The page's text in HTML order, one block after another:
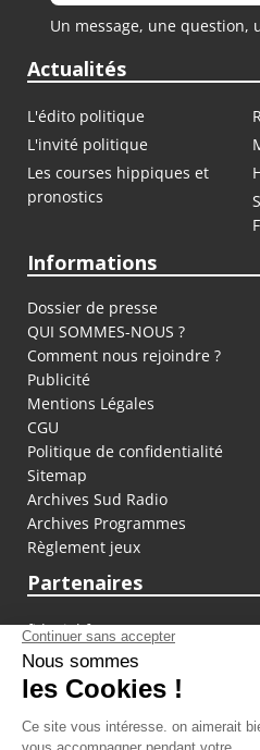
Un message, une question,
Actualités
L'édito politique
L'invité politique
Les courses hippiques et
pronostics
Informations
Dossier de presse
QUI SOMMES-NOUS ?
Comment nous rejoindre ?
Publicité
Mentions Légales
CGU
Politique de confidentialité
Sitemap
Archives Sud Radio
Archives Programmes
Règlement jeux
Partenaires
fiducial.fr
lyoncapitale.fr
olympique-et-lyonnais.com
L'application Iphone /